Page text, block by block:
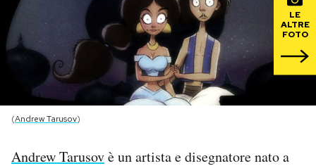
NEWSLETTER
I MIEI PREFERITI
SHOP
LE
ALTRE
FOTO
(Andrew Tarusov)
Andrew Tarusovè un artista e disegnatore nato a